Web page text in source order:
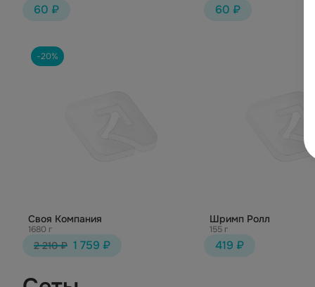
60 ₽ 60 ₽
-20%
Своя Компания
1680 г
2 210 ₽ 1 759 ₽
Шримп Ролл
155 г
419 ₽